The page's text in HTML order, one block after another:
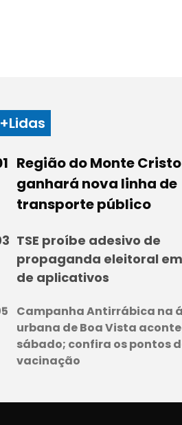
+Lidas
Região do Monte Cristo
ganhará nova linha de
transporte público
TSE proíbe adesivo de
propaganda eleitoral
de aplicativos
Campanha Antirrábica na
urbana de Boa Vista
sábado; confira os pontos
vacinação